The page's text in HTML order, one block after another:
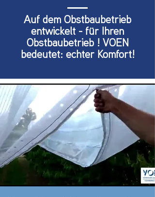
Auf dem Obstbaubetrieb
entwickelt - für Ihren
Obstbaubetrieb ! VOEN
bedeutet: echter Komfort!